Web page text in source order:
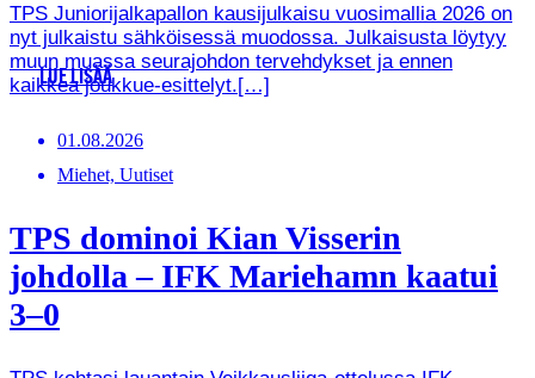
TPS Juniorijalkapallon kausijulkaisu vuosimallia 2026 on
nyt julkaistu sähköisessä muodossa. Julkaisusta löytyy
muun muassa seurajohdon tervehdykset ja ennen
kaikkea joukkue-esittelyt.[…]
LUE LISÄÄ
01.08.2026
Miehet, Uutiset
TPS dominoi Kian Visserin
johdolla – IFK Mariehamn kaatui
3–0